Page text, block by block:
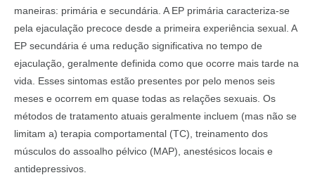
maneiras: primária e secundária. A EP primária caracteriza-se
pela ejaculação precoce desde a primeira experiência sexual. A
EP secundária é uma redução significativa no tempo de
ejaculação, geralmente definida como que ocorre mais tarde na
vida. Esses sintomas estão presentes por pelo menos seis
meses e ocorrem em quase todas as relações sexuais. Os
métodos de tratamento atuais geralmente incluem (mas não se
limitam a) terapia comportamental (TC), treinamento dos
músculos do assoalho pélvico (MAP), anestésicos locais e
antidepressivos.